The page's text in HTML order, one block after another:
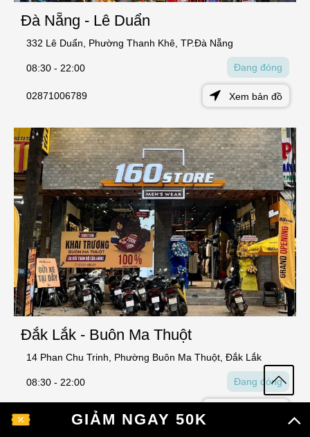
Đà Nẵng - Lê Duẩn
332 Lê Duẩn, Phường Thanh Khê, TP.Đà Nẵng
08:30 - 22:00 Đang đóng
02871006789 Xem bản đồ
Đắk Lắk - Buôn Ma Thuột
14 Phan Chu Trinh, Phường Buôn Ma Thuột, Đắk Lắk
08:30 - 22:00 Đang đóng
GIẢM NGAY 50K